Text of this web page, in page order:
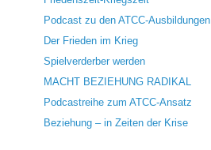
Podcast zu den ATCC-Ausbildungen
Der Frieden im Krieg
Spielverderber werden
MACHT BEZIEHUNG RADIKAL
Podcastreihe zum ATCC-Ansatz
Beziehung – in Zeiten der Krise